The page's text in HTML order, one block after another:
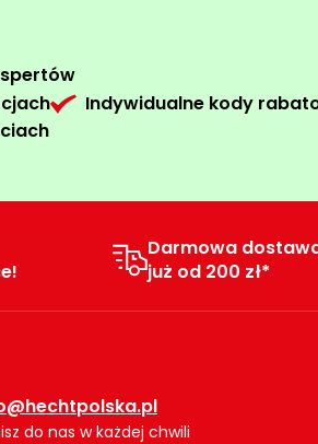
Indywidualne kody
Darmowa
już od 200 zł*
do nas w każdej chwili